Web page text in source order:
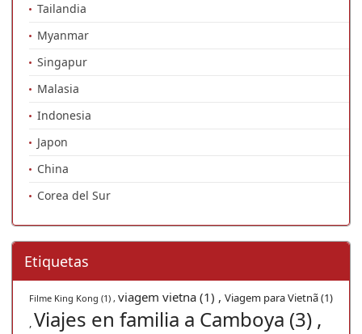
Tailandia
Myanmar
Singapur
Malasia
Indonesia
Japon
China
Corea del Sur
Etiquetas
Filme King Kong (1) , viagem vietna (1) , Viagem para Vietnã (1)
,Viajes en familia a Camboya (3) ,